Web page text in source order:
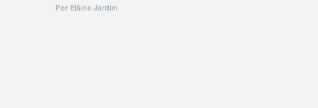
Por Elâine Jardim